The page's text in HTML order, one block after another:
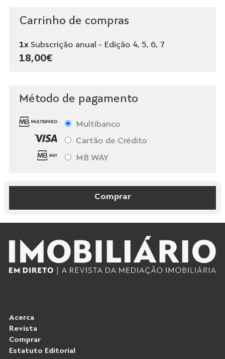
Carrinho de compras
1xSubscrição anual - Edição 4, 5, 6, 7
18,00€
Método de pagamento
Multibanco
Cartão de Crédito
MB WAY
Comprar
Acerca
Revista
Comprar
Estatuto Editorial